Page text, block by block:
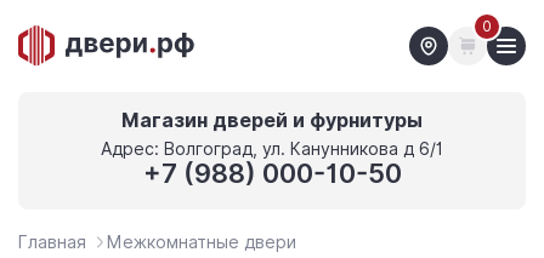
0
Магазин дверей и фурнитуры
Адрес: Волгоград, ул. Канунникова д 6/1
+7 (988) 000-10-50
Главная Межкомнатные двери